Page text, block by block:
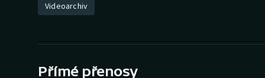
Cyklistika
Videoarchiv
Přímé přenosy